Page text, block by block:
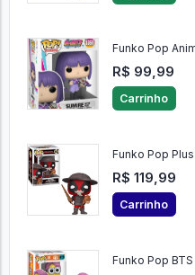
Funko Pop
R$ 99,99
Carrinho
Funko Pop
R$ 119,99
Carrinho
Funko Pop